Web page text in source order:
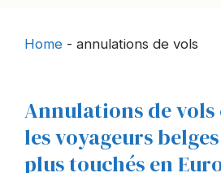
Home - annulations de vols
Annulations de
les voyageurs
plus touchés en